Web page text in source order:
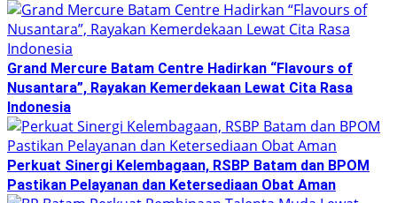
Grand Mercure Batam Centre Hadirkan “Flavours of
Nusantara”, Rayakan Kemerdekaan Lewat Cita Rasa
Indonesia
Perkuat Sinergi Kelembagaan, RSBP Batam dan BPOM
Pastikan Pelayanan dan Ketersediaan Obat Aman